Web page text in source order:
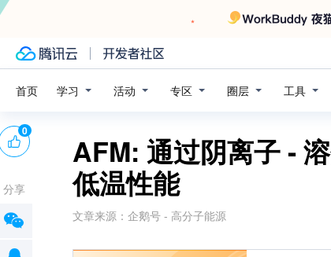
首页 学习 活动 专区 圈层 工具
AFM: 通过阴离子 -
低温性能
文章来源： 企鹅号 - 高分子能源
0
分享